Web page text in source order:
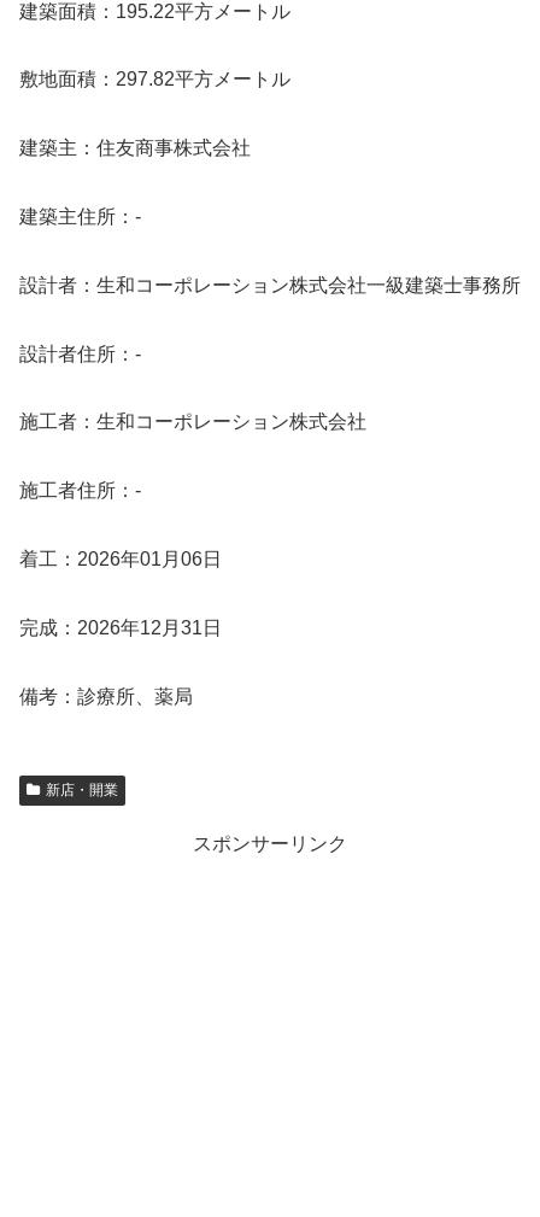
建築面積：195.22平方メートル
敷地面積：297.82平方メートル
建築主：住友商事株式会社
建築主住所：-
設計者：生和コーポレーション株式会社一級建築士事務所
設計者住所：-
施工者：生和コーポレーション株式会社
施工者住所：-
着工：2026年01月06日
完成：2026年12月31日
備考：診療所、薬局
新店・開業
スポンサーリンク